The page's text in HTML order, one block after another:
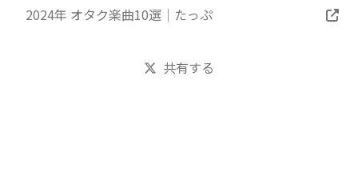
2024年 オタク楽曲10選｜たっぷ
共有する